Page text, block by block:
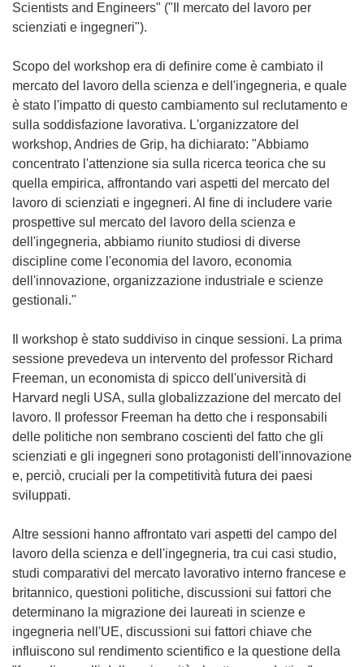
Scientists and Engineers" ("Il mercato del lavoro per
scienziati e ingegneri").
Scopo del workshop era di definire come è cambiato il
mercato del lavoro della scienza e dell'ingegneria, e quale
è stato l'impatto di questo cambiamento sul reclutamento e
sulla soddisfazione lavorativa. L'organizzatore del
workshop, Andries de Grip, ha dichiarato: "Abbiamo
concentrato l'attenzione sia sulla ricerca teorica che su
quella empirica, affrontando vari aspetti del mercato del
lavoro di scienziati e ingegneri. Al fine di includere varie
prospettive sul mercato del lavoro della scienza e
dell'ingegneria, abbiamo riunito studiosi di diverse
discipline come l'economia del lavoro, economia
dell'innovazione, organizzazione industriale e scienze
gestionali."
Il workshop è stato suddiviso in cinque sessioni. La prima
sessione prevedeva un intervento del professor Richard
Freeman, un economista di spicco dell'università di
Harvard negli USA, sulla globalizzazione del mercato del
lavoro. Il professor Freeman ha detto che i responsabili
delle politiche non sembrano coscienti del fatto che gli
scienziati e gli ingegneri sono protagonisti dell'innovazione
e, perciò, cruciali per la competitività futura dei paesi
sviluppati.
Altre sessioni hanno affrontato vari aspetti del campo del
lavoro della scienza e dell'ingegneria, tra cui casi studio,
studi comparativi del mercato lavorativo interno francese e
britannico, questioni politiche, discussioni sui fattori che
determinano la migrazione dei laureati in scienze e
ingegneria nell'UE, discussioni sui fattori chiave che
influiscono sul rendimento scientifico e la questione della